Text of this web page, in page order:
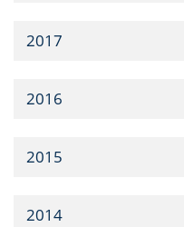
2017
2016
2015
2014